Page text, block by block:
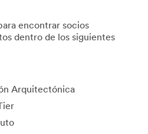
encontrar socios
dentro de los siguientes
Arquitectónica